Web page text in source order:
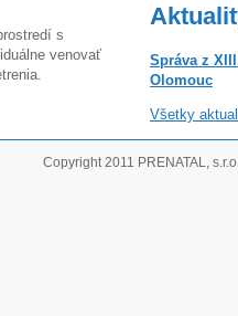
s
venovať
Správa z
Olomouc
Všetky
Copyright 2011 PRENATAL,